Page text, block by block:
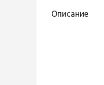
Описание